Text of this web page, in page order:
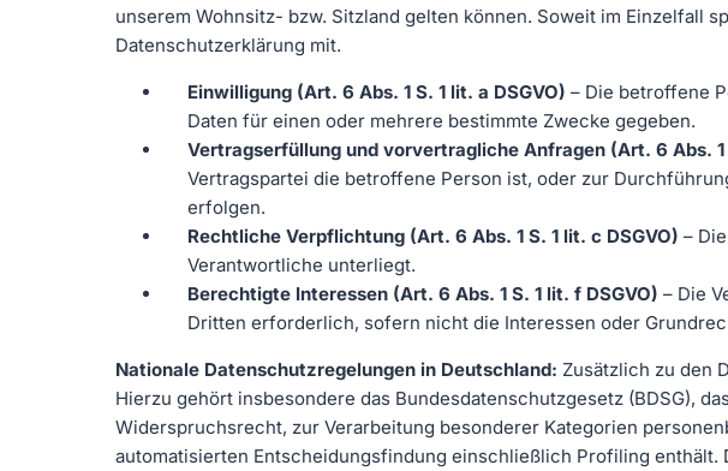
unserem Wohnsitz- bzw. Sitzland gelten können. Soweit im Einzelfall
Datenschutzerklärung mit.
Einwilligung (Art. 6 Abs. 1 S. 1 lit. a DSGVO) – Die betroffene
Daten für einen oder mehrere bestimmte Zwecke gegeben.
Vertragserfüllung und vorvertragliche Anfragen (Art. 6 Abs. 1
Vertragspartei die betroffene Person ist, oder zur
erfolgen.
Rechtliche Verpflichtung (Art. 6 Abs. 1 S. 1 lit. c DSGVO) –
Verantwortliche unterliegt.
Berechtigte Interessen (Art. 6 Abs. 1 S. 1 lit. f DSGVO) – Die
Dritten erforderlich, sofern nicht die Interessen oder
Nationale Datenschutzregelungen in Deutschland: Zusätzlich zu den
Hierzu gehört insbesondere das Bundesdatenschutzgesetz (BDSG),
Widerspruchsrecht, zur Verarbeitung besonderer Kategorien
automatisierten Entscheidungsfindung einschließlich Profiling